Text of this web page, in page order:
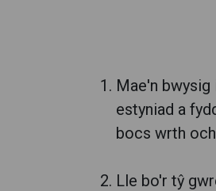
Mae'n
estyniad a
bocs wrth
Lle bo'r tŷ